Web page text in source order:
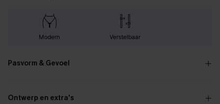
Modern Verstelbaar
Pasvorm & Gevoel
Ontwerp en extra's